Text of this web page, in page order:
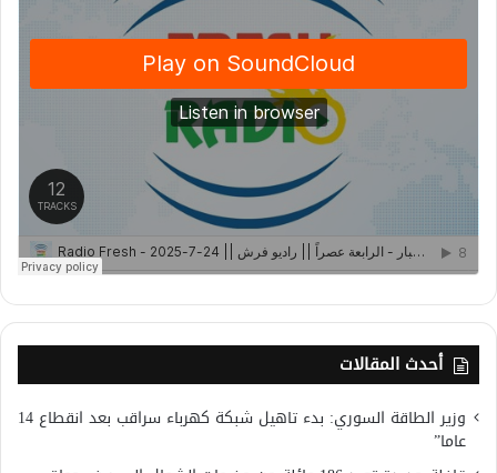
أحدث المقالات
وزير الطاقة السوري: بدء تاهيل شبكة كهرباء سراقب بعد انقطاع 14
عاما”